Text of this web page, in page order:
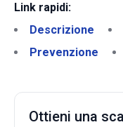
Link rapidi:
Descrizione
Prevenzione
Ottieni una